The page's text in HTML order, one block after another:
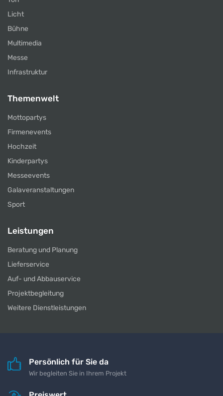
Licht
Bühne
Multimedia
Messe
Infrastruktur
Themenwelt
Mottopartys
Firmenevents
Hochzeit
Kinderpartys
Messeevents
Galaveranstaltungen
Sport
Leistungen
Beratung und Planung
Lieferservice
Auf- und Abbauservice
Projektbegleitung
Weitere Dienstleistungen
Persönlich für Sie da
Wir begleiten Sie in Ihrem Projekt